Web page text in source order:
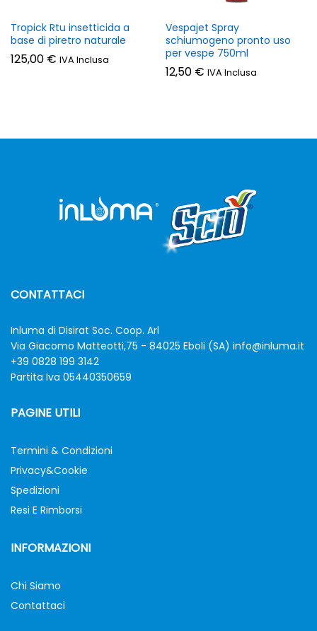
Tropick Rtu insetticida a
base di piretro naturale
125,00 € IVA Inclusa
Vespajet Spray
schiumogeno pronto uso
per vespe 750ml
12,50 € IVA Inclusa
CONTATTACI
Inluma di Disirat Soc. Coop. Arl
Via Giacomo Matteotti,75 - 84025 Eboli (SA) info@inluma.it
+39 0828 199 3142
Partita Iva 05440350659
PAGINE UTILI
Termini & Condizioni
Privacy&Cookie
Spedizioni
Resi E Rimborsi
INFORMAZIONI
Chi Siamo
Contattaci